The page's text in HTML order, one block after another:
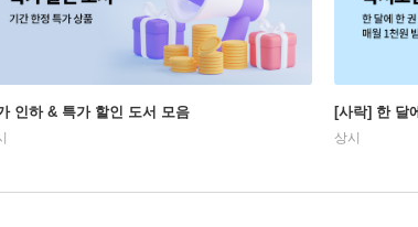
인하 & 특가 할인 도서 모음 [사락] 한 달
상시